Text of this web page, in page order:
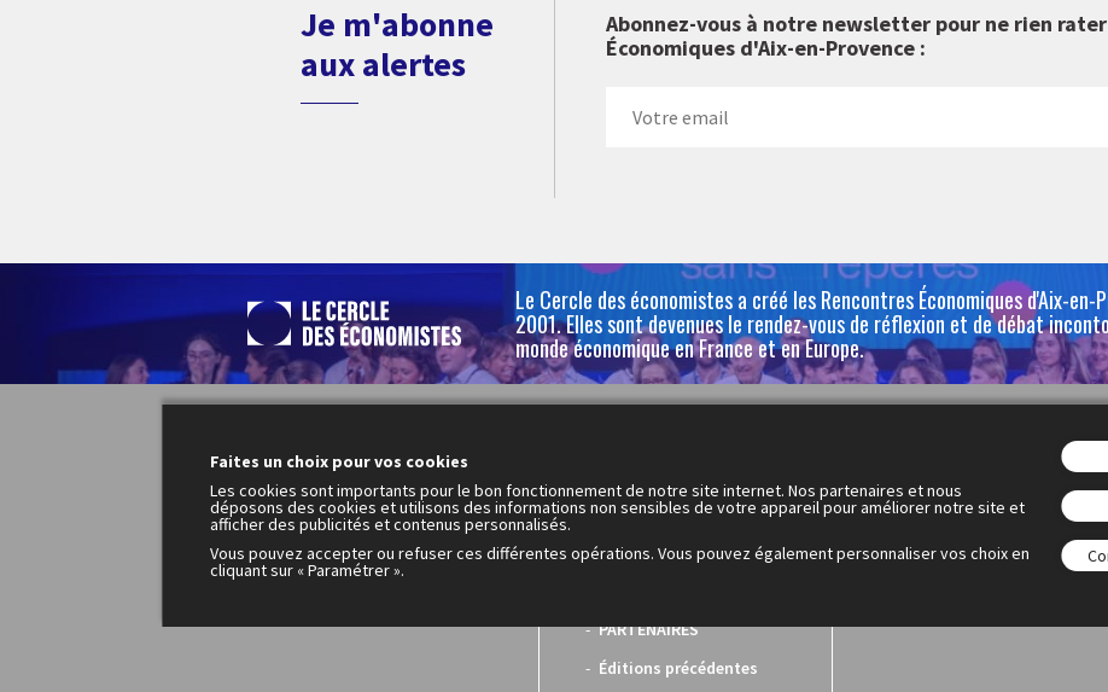
Je m'abonne
aux alertes
Abonnez-vous à notre newsletter pour ne rien
Économiques d'Aix-en-Provence :
Le Cercle des économistes a créé les Rencontres Économiques d'Aix-en-
2001. Elles sont devenues le rendez-vous de réflexion et de débat
monde économique en France et en Europe.
Programme
Dialogue économique
PARTENAIRES
Éditions précédentes
Le OFF
Faites un choix pour vos cookies
Les cookies sont importants pour le bon fonctionnement de notre site internet. Nos partenaires et nous
déposons des cookies et utilisons des informations non sensibles de votre appareil pour améliorer notre site et
afficher des publicités et contenus personnalisés.
Vous pouvez accepter ou refuser ces différentes opérations. Vous pouvez également personnaliser vos choix en
cliquant sur « Paramétrer ».